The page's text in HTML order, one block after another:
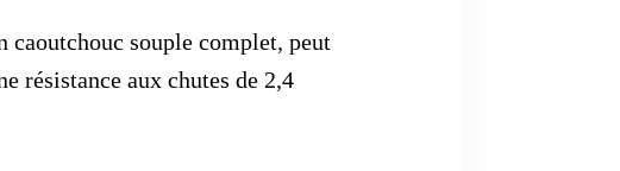
caoutchouc souple complet, peut
résistance aux chutes de 2,4